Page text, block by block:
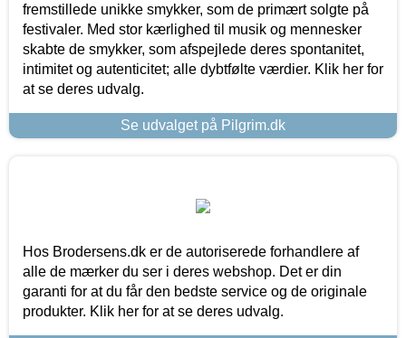
fremstillede unikke smykker, som de primært solgte på
festivaler. Med stor kærlighed til musik og mennesker
skabte de smykker, som afspejlede deres spontanitet,
intimitet og autenticitet; alle dybtfølte værdier. Klik her for
at se deres udvalg.
Se udvalget på Pilgrim.dk
Hos Brodersens.dk er de autoriserede forhandlere af
alle de mærker du ser i deres webshop. Det er din
garanti for at du får den bedste service og de originale
produkter. Klik her for at se deres udvalg.